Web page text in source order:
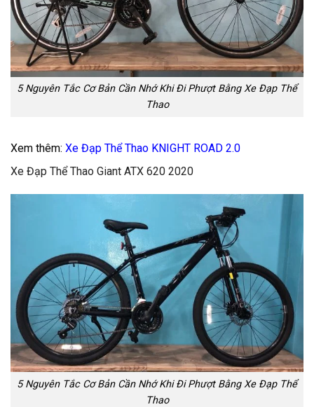
5 Nguyên Tắc Cơ Bản Cần Nhớ Khi Đi Phượt Bằng Xe Đạp Thể
Thao
Xem thêm: Xe Đạp Thể Thao KNIGHT ROAD 2.0
Xe Đạp Thể Thao Giant ATX 620 2020
5 Nguyên Tắc Cơ Bản Cần Nhớ Khi Đi Phượt Bằng Xe Đạp Thể
Thao